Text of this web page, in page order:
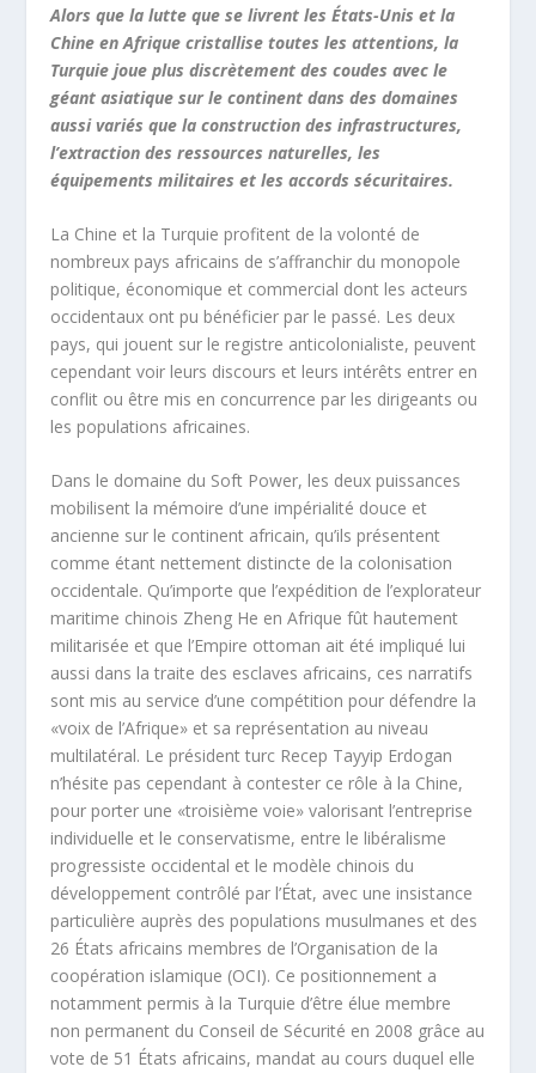
Alors que la lutte que se livrent les États-Unis et la
Chine en Afrique cristallise toutes les attentions, la
Turquie joue plus discrètement des coudes avec le
géant asiatique sur le continent dans des domaines
aussi variés que la construction des infrastructures,
l’extraction des ressources naturelles, les
équipements militaires et les accords sécuritaires.
La Chine et la Turquie profitent de la volonté de
nombreux pays africains de s’affranchir du monopole
politique, économique et commercial dont les acteurs
occidentaux ont pu bénéficier par le passé. Les deux
pays, qui jouent sur le registre anticolonialiste, peuvent
cependant voir leurs discours et leurs intérêts entrer en
conflit ou être mis en concurrence par les dirigeants ou
les populations africaines.
Dans le domaine du Soft Power, les deux puissances
mobilisent la mémoire d’une impérialité douce et
ancienne sur le continent africain, qu’ils présentent
comme étant nettement distincte de la colonisation
occidentale. Qu’importe que l’expédition de l’explorateur
maritime chinois Zheng He en Afrique fût hautement
militarisée et que l’Empire ottoman ait été impliqué lui
aussi dans la traite des esclaves africains, ces narratifs
sont mis au service d’une compétition pour défendre la
«voix de l’Afrique» et sa représentation au niveau
multilatéral. Le président turc Recep Tayyip Erdogan
n’hésite pas cependant à contester ce rôle à la Chine,
pour porter une «troisième voie» valorisant l’entreprise
individuelle et le conservatisme, entre le libéralisme
progressiste occidental et le modèle chinois du
développement contrôlé par l’État, avec une insistance
particulière auprès des populations musulmanes et des
26 États africains membres de l’Organisation de la
coopération islamique (OCI). Ce positionnement a
notamment permis à la Turquie d’être élue membre
non permanent du Conseil de Sécurité en 2008 grâce au
vote de 51 États africains, mandat au cours duquel elle